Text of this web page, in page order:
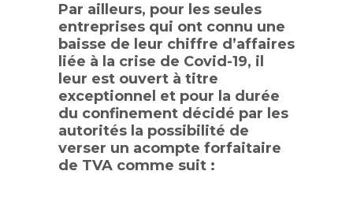
Par ailleurs, pour les seules
entreprises qui ont connu une
baisse de leur chiffre d’affaires
liée à la crise de Covid-19, il
leur est ouvert à titre
exceptionnel et pour la durée
du confinement décidé par les
autorités la possibilité de
verser un acompte forfaitaire
de TVA comme suit :